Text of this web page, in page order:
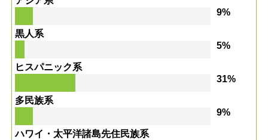
9%
黒人系
5%
ヒスパニック系
31%
多民族系
9%
ハワイ・太平洋諸島先住民族系